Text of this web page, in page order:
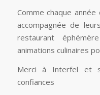
Comme chaque
accompagnée de
restaurant
animations culinaires
Merci à Interfel et
confiances